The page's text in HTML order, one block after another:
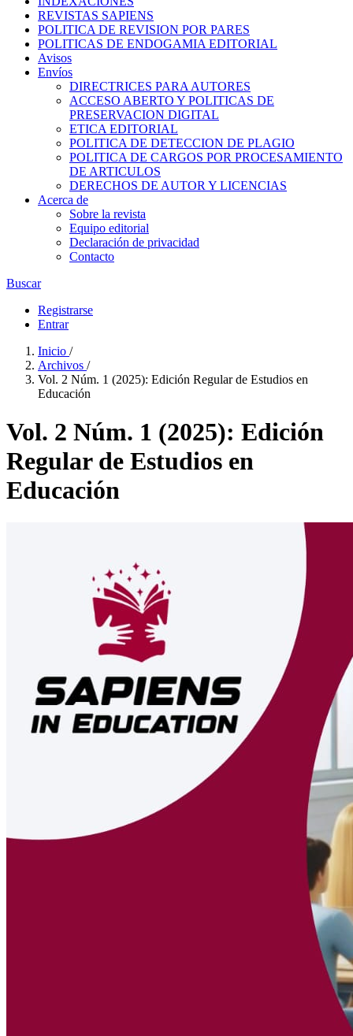
REVISTAS SAPIENS
POLITICA DE REVISION POR PARES
POLITICAS DE ENDOGAMIA EDITORIAL
Avisos
Envíos
DIRECTRICES PARA AUTORES
ACCESO ABERTO Y POLITICAS DE
PRESERVACION DIGITAL
ETICA EDITORIAL
POLITICA DE DETECCION DE PLAGIO
POLITICA DE CARGOS POR PROCESAMIENTO
DE ARTICULOS
DERECHOS DE AUTOR Y LICENCIAS
Acerca de
Sobre la revista
Equipo editorial
Declaración de privacidad
Contacto
Buscar
Registrarse
Entrar
Inicio /
Archivos /
Vol. 2 Núm. 1 (2025): Edición Regular de Estudios en
Educación
Vol. 2 Núm. 1 (2025): Edición
Regular de Estudios en
Educación